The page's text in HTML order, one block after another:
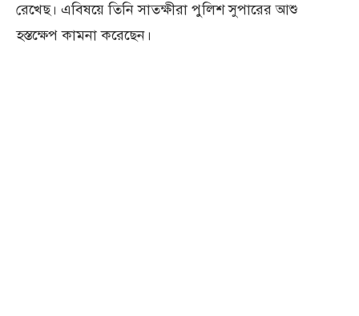
রেখেছ। এবিষয়ে তিনি সাতক্ষীরা পুলিশ সুপারের আশু
হস্তক্ষেপ কামনা করেছেন।